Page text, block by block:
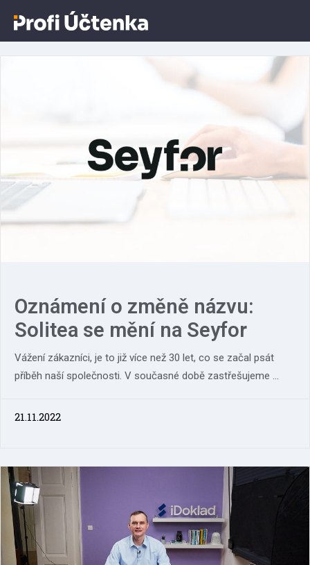
Aktuálně o Profiúčtence
Oznámení o změně názvu:
Solitea se mění na Seyfor
Vážení zákazníci, je to již více než 30 let, co se začal psát
příběh naší společnosti. V současné době zastřešujeme ...
21.11.2022